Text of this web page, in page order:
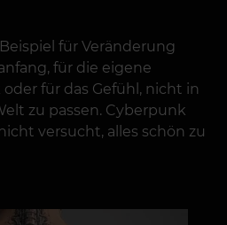
für Veränderung
für die eigene
für das Gefühl, nicht in
zu passen. Cyberpunk
versucht, alles schön zu